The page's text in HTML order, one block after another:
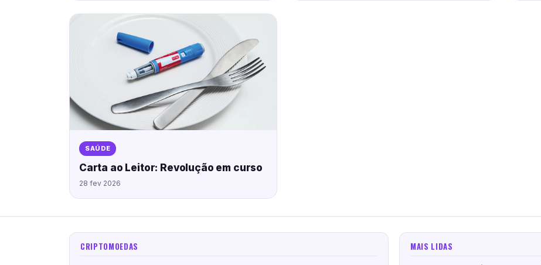
SAÚDE
Carta ao Leitor: Revolução em curso
28 fev 2026
CRIPTOMOEDAS MAIS LIDAS